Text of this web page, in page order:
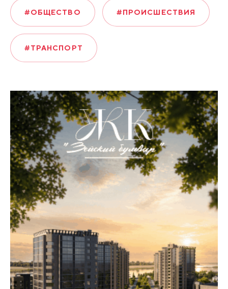
#ОБЩЕСТВО #ПРОИСШЕСТВИЯ
#ТРАНСПОРТ